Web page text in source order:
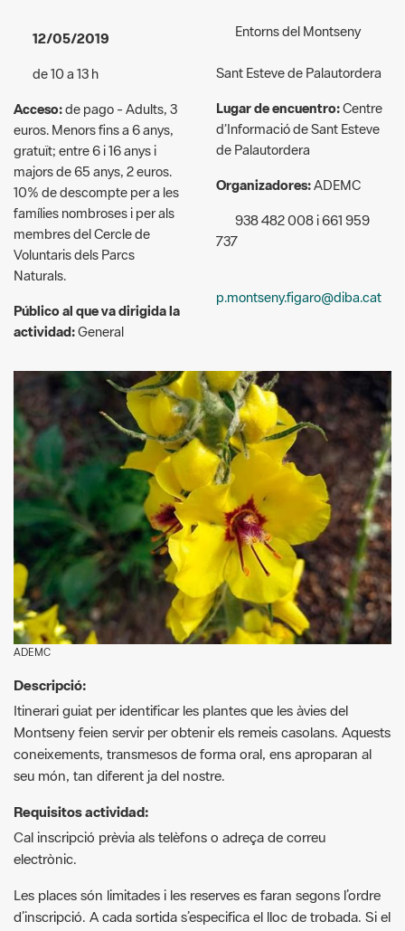
Acceso:de pago - Adults, 3
euros. Menors fins a 6 anys,
majors de 65 anys, 2 euros.
10% de descompte per a les
famílies nombroses i per als
membres del Cercle de
Voluntaris dels Parcs
Naturals.
Público al que va dirigida la
actividad:
Centre
d’Informació de Sant Esteve
Organizadores: ADEMC
938 482 008 i 661 959
737
p.montseny.figaro@diba.cat
ADEMC
Descripció:
Itinerari guiat per identificar les plantes que les àvies del
coneixements, transmesos de forma oral, ens aproparan al
seu món, tan diferent ja del nostre.
Requisitos actividad:
Cal inscripció prèvia als telèfons o adreça de correu
Les places són limitades i les reserves es faran segons l’ordre
d’inscripció. A cada sortida s’especifica el lloc de trobada. Si el
la sortida.